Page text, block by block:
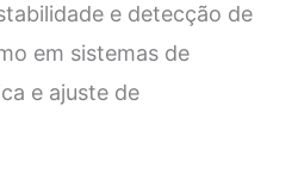
e detecção de
em sistemas de
e ajuste de